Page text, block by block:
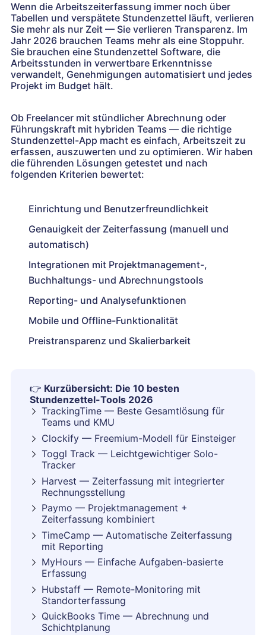
Wenn die Arbeitszeiterfassung immer noch über
Tabellen und verspätete Stundenzettel läuft, verlieren
Sie mehr als nur Zeit — Sie verlieren Transparenz. Im
Jahr 2026 brauchen Teams mehr als eine Stoppuhr.
Sie brauchen eine Stundenzettel Software, die
Arbeitsstunden in verwertbare Erkenntnisse
verwandelt, Genehmigungen automatisiert und jedes
Projekt im Budget hält.
Ob Freelancer mit stündlicher Abrechnung oder
Führungskraft mit hybriden Teams — die richtige
Stundenzettel-App macht es einfach, Arbeitszeit zu
erfassen, auszuwerten und zu optimieren. Wir haben
die führenden Lösungen getestet und nach
folgenden Kriterien bewertet:
Einrichtung und Benutzerfreundlichkeit
Genauigkeit der Zeiterfassung (manuell und
automatisch)
Integrationen mit Projektmanagement-,
Buchhaltungs- und Abrechnungstools
Reporting- und Analysefunktionen
Mobile und Offline-Funktionalität
Preistransparenz und Skalierbarkeit
👉 Kurzübersicht: Die 10 besten
Stundenzettel-Tools 2026
TrackingTime — Beste Gesamtlösung für
Teams und KMU
Clockify — Freemium-Modell für Einsteiger
Toggl Track — Leichtgewichtiger Solo-
Tracker
Harvest — Zeiterfassung mit integrierter
Rechnungsstellung
Paymo — Projektmanagement +
Zeiterfassung kombiniert
TimeCamp — Automatische Zeiterfassung
mit Reporting
MyHours — Einfache Aufgaben-basierte
Erfassung
Hubstaff — Remote-Monitoring mit
Standorterfassung
QuickBooks Time — Abrechnung und
Schichtplanung